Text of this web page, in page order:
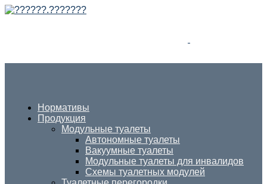
Нормативы
Продукция
Модульные туалеты
Автономные туалеты
Вакуумные туалеты
Модульные туалеты для инвалидов
Схемы туалетных модулей